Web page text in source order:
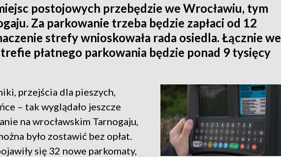
postojowych przebędzie we Wrocławiu, tym
Za parkowanie trzeba będzie zapłaci od 12
strefy wnioskowała rada osiedla. Łącznie we
płatnego parkowania będzie ponad 9 tysięcy
przejścia dla pieszych,
– tak wyglądało jeszcze
na wrocławskim Tarnogaju,
było zostawić bez opłat.
się 32 nowe parkomaty,